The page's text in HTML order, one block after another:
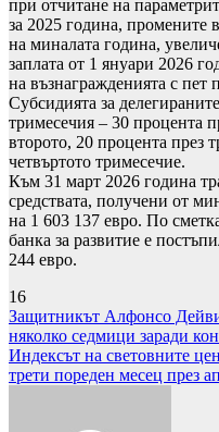
при отчитане на
за 2025 година, промените
на миналата година,
заплата от 1 януари 2026
на възнагражденията с пет
Субсидията за
тримесечия – 30 процента
второто, 20 процента през
четвъртото тримесечие.
Към 31 март 2026 година
средствата, получени от
на 1 603 137 евро. По
банка за развитие е
244 евро.
16
Навигация
Защитникът Алфонсо
няколко седмици заради
Индексът на световните
трети пореден месец през